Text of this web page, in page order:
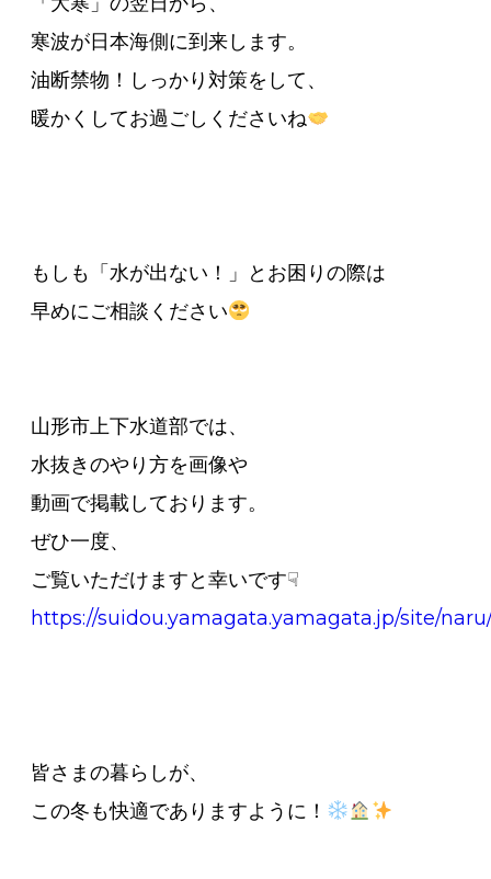
寒波が日本海側に到来します。
油断禁物！しっかり対策をして、
暖かくしてお過ごしくださいね
もしも「水が出ない！」とお困りの際は
早めにご相談ください
山形市上下水道部では、
水抜きのやり方を画像や
動画で掲載しております。
ぜひ一度、
ご覧いただけますと幸いです☟
https://suidou.yamagata.yamagata.jp/site/naru/
皆さまの暮らしが、
この冬も快適でありますように！